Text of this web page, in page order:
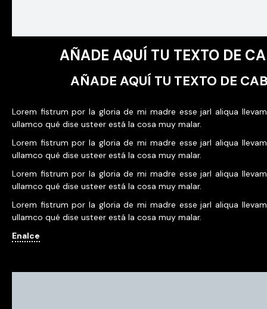
AÑADE AQUÍ TU TEXTO DE
AÑADE AQUÍ TU TEXTO DE
Lorem fistrum por la gloria de mi madre esse jarl aliqua
ullamco qué dise usteer está la cosa muy malar.
Lorem fistrum por la gloria de mi madre esse jarl aliqua
ullamco qué dise usteer está la cosa muy malar.
Lorem fistrum por la gloria de mi madre esse jarl aliqua
ullamco qué dise usteer está la cosa muy malar.
Lorem fistrum por la gloria de mi madre esse jarl aliqua
ullamco qué dise usteer está la cosa muy malar.
Enalce